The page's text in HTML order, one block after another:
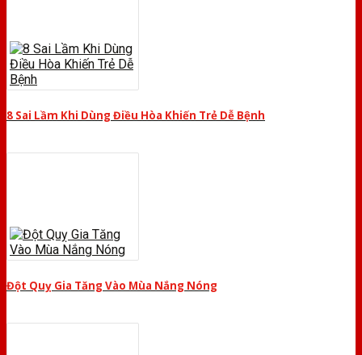
8 Sai Lầm Khi Dùng Điều Hòa Khiến Trẻ Dễ Bệnh
Đột Quỵ Gia Tăng Vào Mùa Nắng Nóng